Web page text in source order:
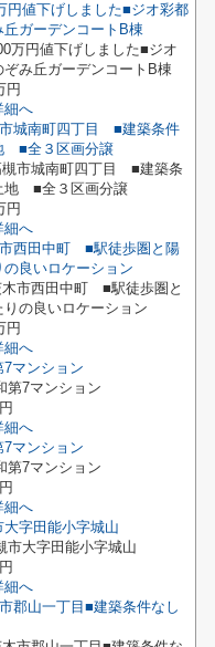
円値下げしました■ジオ彩都
丘ガーデンコートB棟
円
細へ
城南町四丁目 ■建築条件
■全３区画分譲
円
細へ
西田中町 ■駅徒歩圏と陽
の良いロケーション
円
細へ
7マンション
細へ
7マンション
細へ
大字田能小字城山
細へ
郡山一丁目■建築条件なし